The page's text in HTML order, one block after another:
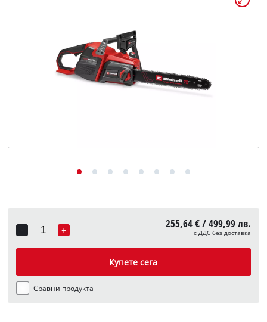
-
Quantity
+ 255,64 € / 499,99 лв.
с ДДС без доставка
Купете сега
Сравни продукта